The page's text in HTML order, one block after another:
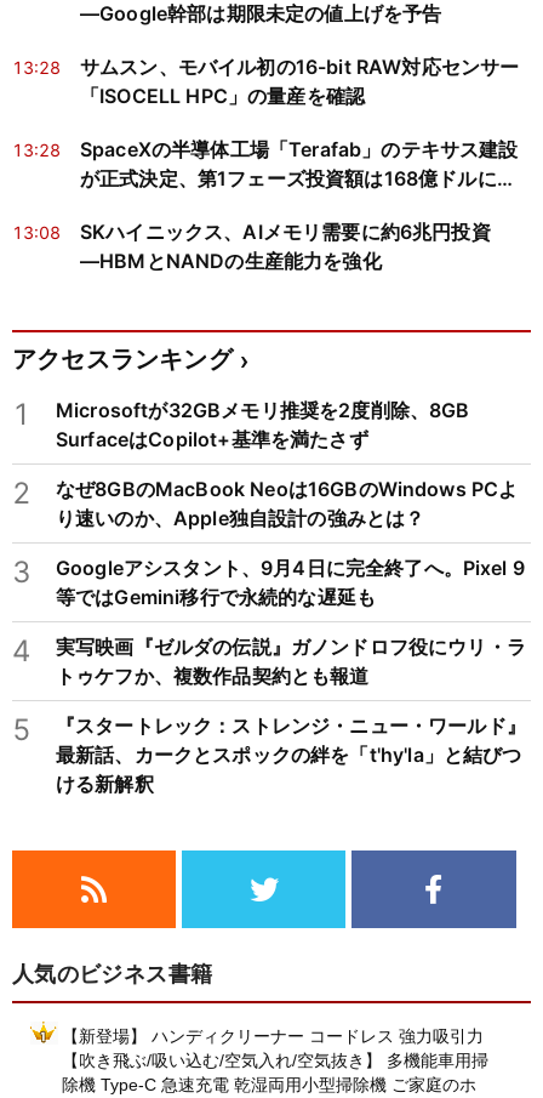
―Google幹部は期限未定の値上げを予告
13:28
サムスン、モバイル初の16-bit RAW対応センサー
「ISOCELL HPC」の量産を確認
13:28
SpaceXの半導体工場「Terafab」のテキサス建設
が正式決定、第1フェーズ投資額は168億ドルに縮
13:08
SKハイニックス、AIメモリ需要に約6兆円投資
―HBMとNANDの生産能力を強化
アクセスランキング
1
Microsoftが32GBメモリ推奨を2度削除、8GB
SurfaceはCopilot+基準を満たさず
2
なぜ8GBのMacBook Neoは16GBのWindows PCよ
り速いのか、Apple独自設計の強みとは？
3
Googleアシスタント、9月4日に完全終了へ。Pixel 9
等ではGemini移行で永続的な遅延も
4
実写映画『ゼルダの伝説』ガノンドロフ役にウリ・ラ
トゥケフか、複数作品契約とも報道
5
『スタートレック：ストレンジ・ニュー・ワールド』
最新話、カークとスポックの絆を「t'hy'la」と結びつ
ける新解釈
人気のビジネス書籍
【新登場】 ハンディクリーナー コードレス 強力吸引力
【吹き飛ぶ/吸い込む/空気入れ/空気抜き】 多機能車用掃
除機 Type-C 急速充電 乾湿両用小型掃除機 ご家庭のホ